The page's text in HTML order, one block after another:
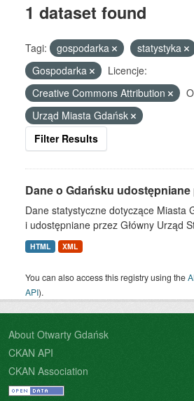
1 dataset found
Tagi: gospodarka statystyka
Gospodarka
Licencje:
Creative Commons Attribution
Urząd Miasta Gdańsk
Filter Results
Dane o Gdańsku udostępniane
Dane statystyczne dotyczące Miasta
i udostępniane przez Główny Urząd
HTML XML
You can also access this registry using the
API).
About Otwarty Gdańsk
CKAN API
CKAN Association